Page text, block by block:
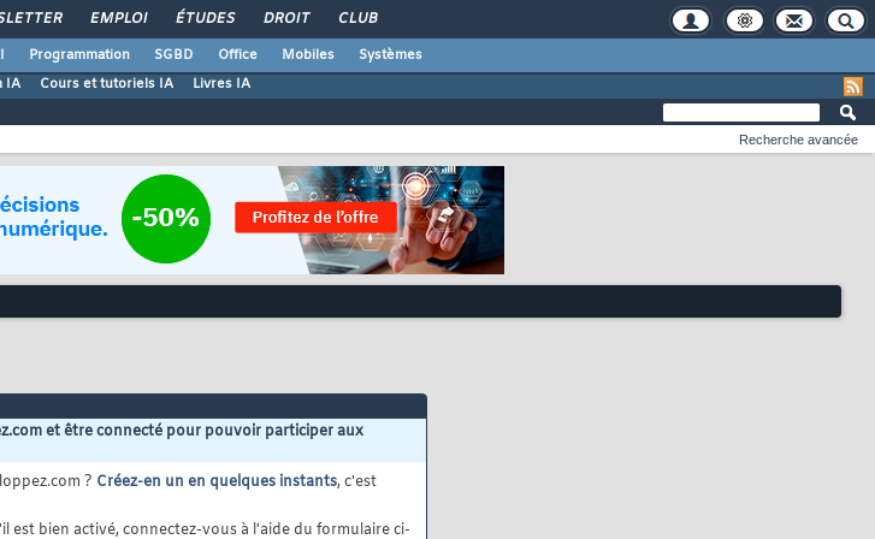
EMPLOI ÉTUDES DROIT CLUB
Programmation SGBD Office Mobiles
Systèmes
IA Cours et tutoriels IA Livres IA
Recherche avancée
et être connecté pour pouvoir participer aux
? Créez-en un en quelques instants, c'est
est bien activé, connectez-vous à l'aide du formulaire ci-